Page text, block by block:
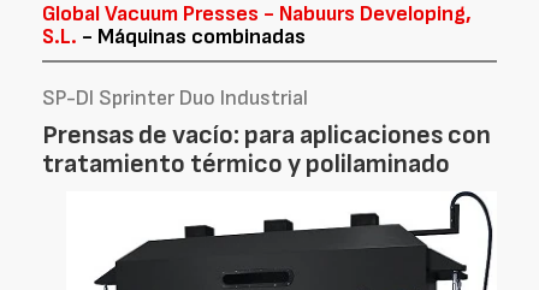
Global Vacuum Presses - Nabuurs Developing,
S.L. - Máquinas combinadas
SP-DI Sprinter Duo Industrial
Prensas de vacío: para aplicaciones con
tratamiento térmico y polilaminado